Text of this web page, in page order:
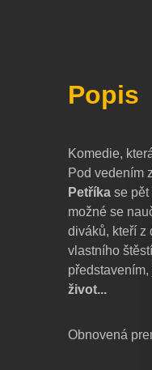
Popis
Komedie,
Pod vedením
Petříka se pět
možné se
diváků, kteří z
vlastního
představením,
život...
Obnovená